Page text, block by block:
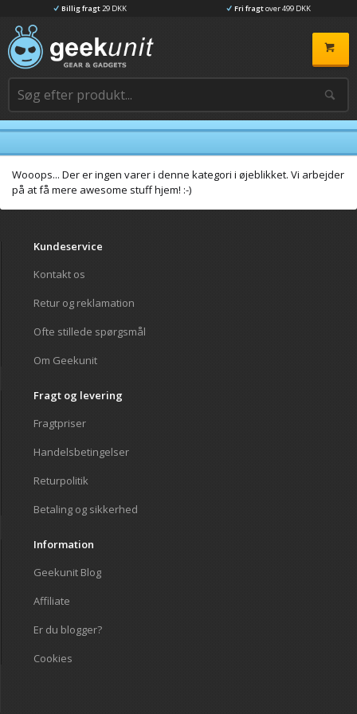
Billig fragt29 DKK Fri fragtover 499 DKK
Wooops... Der er ingen varer i denne kategori i øjeblikket. Vi arbejder
på at få mere awesome stuff hjem! :-)
Kundeservice
Kontakt os
Retur og reklamation
Ofte stillede spørgsmål
Om Geekunit
Fragt og levering
Fragtpriser
Handelsbetingelser
Returpolitik
Betaling og sikkerhed
Information
Geekunit Blog
Affiliate
Er du blogger?
Cookies